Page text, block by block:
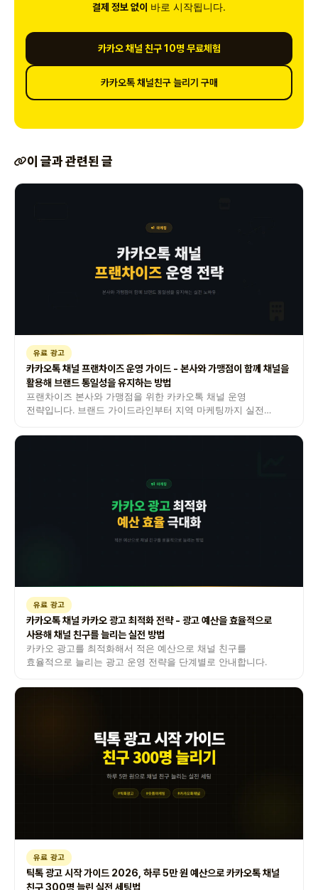
결제 정보 없이 바로 시작됩니다.
카카오 채널 친구 10명 무료체험
카카오톡 채널친구 늘리기 구매
이 글과 관련된 글
유료 광고
카카오톡 채널 프랜차이즈 운영 가이드 - 본사와 가맹점이 함께 채널을
활용해 브랜드 통일성을 유지하는 방법
프랜차이즈 본사와 가맹점을 위한 카카오톡 채널 운영
전략입니다. 브랜드 가이드라인부터 지역 마케팅까지 실전
유료 광고
카카오톡 채널 카카오 광고 최적화 전략 - 광고 예산을 효율적으로
사용해 채널 친구를 늘리는 실전 방법
카카오 광고를 최적화해서 적은 예산으로 채널 친구를
효율적으로 늘리는 광고 운영 전략을 단계별로 안내합니다.
유료 광고
틱톡 광고 시작 가이드 2026, 하루 5만 원 예산으로 카카오톡 채널
친구 300명 늘린 실전 세팅법